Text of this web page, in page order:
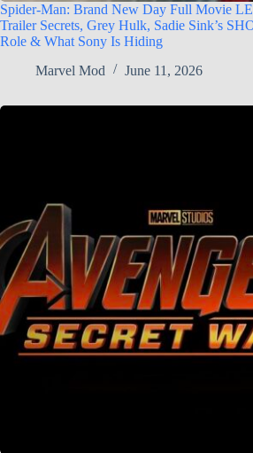
Spider-Man: Brand New Day Full Movie
Trailer Secrets, Grey Hulk, Sadie Sink’s
Role & What Sony Is Hiding
Marvel Mod
June 11, 2026